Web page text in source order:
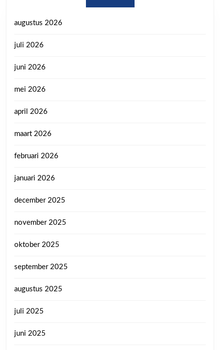
augustus 2026
juli 2026
juni 2026
mei 2026
april 2026
maart 2026
februari 2026
januari 2026
december 2025
november 2025
oktober 2025
september 2025
augustus 2025
juli 2025
juni 2025